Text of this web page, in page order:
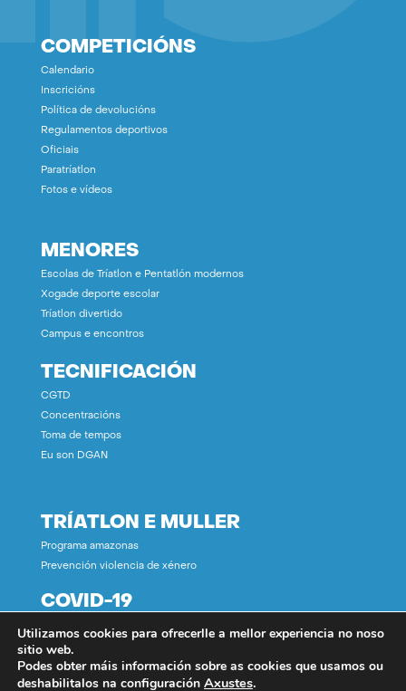
COMPETICIÓNS
Calendario
Inscricións
Política de devolucións
Regulamentos deportivos
Oficiais
Paratríatlon
Fotos e vídeos
MENORES
Escolas de Tríatlon e Pentatlón modernos
Xogade deporte escolar
Tríatlon divertido
Campus e encontros
TECNIFICACIÓN
CGTD
Concentracións
Toma de tempos
Eu son DGAN
TRÍATLON E MULLER
Programa amazonas
Prevención violencia de xénero
COVID-19
CONTACTO
Utilizamos cookies para ofrecerlle a mellor experiencia no noso
sitio web.
Podes obter máis información sobre as cookies que usamos ou
deshabilitalos na configuración Axustes.